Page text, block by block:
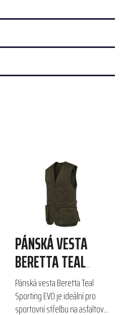
PÁNSKÁ VESTA
BERETTA TEAL
SPORTING EVO
Pánská vesta Beretta Teal
Sporting EVO je ideální pro
sportovní střelbu na asfaltové